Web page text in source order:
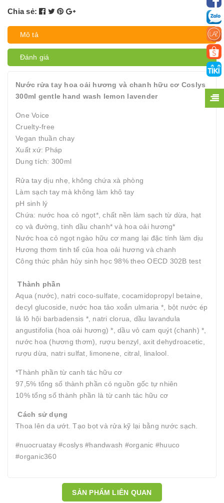
Chia sẻ:
Mô tả
Đánh giá
Nước rửa tay hoa oải hương và chanh hữu cơ Coslys
300ml gentle hand wash lemon lavender
One Voice
Cruelty-free
Vegan thuần chay
Xuất xứ: Pháp
Dung tích: 300ml
Rửa tay dịu nhẹ, không chứa xà phòng
Làm sạch tay mà không làm khô tay
pH sinh lý
Chứa: nước hoa cỏ ngọt*, chất nền làm sạch từ dừa, hạt
cọ và đường, tinh dầu chanh* và hoa oải hương*
Nước hoa cỏ ngọt ngào hữu cơ mang lại đặc tính làm dịu
Hương thơm tinh tế của hoa oải hương và chanh
Công thức phân hủy sinh học 98% theo OECD 302B test
Thành phần
Aqua (nước), natri coco-sulfate, cocamidopropyl betaine,
decyl glucoside, nước hoa tảo xoắn ulmaria *, bột nước ép
lá lô hội barbadensis *, natri clorua, dầu lavandula
angustifolia (hoa oải hương) *, dầu vỏ cam quýt (chanh) *,
nước hoa (hương thơm), rượu benzyl, axit dehydroacetic,
rượu dừa, natri sulfat, limonene, citral, linalool.
*Thành phần từ canh tác hữu cơ
97,5% tổng số thành phần có nguồn gốc tự nhiên
10% tổng số thành phần là từ canh tác hữu cơ
Cách sử dụng
Thoa lên da ướt. Tạo bọt và rửa kỹ lại bằng nước sạch.
#nuocruatay #coslys #handwash #organic #huuco
#organic360
SẢN PHẨM LIÊN QUAN